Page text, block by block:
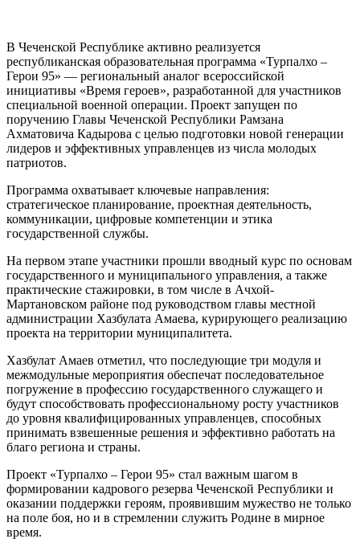
В Чеченской Республике активно реализуется
республиканская образовательная программа «Турпалхо –
Герои 95» — региональный аналог всероссийской
инициативы «Время героев», разработанной для участников
специальной военной операции. Проект запущен по
поручению Главы Чеченской Республики Рамзана
Ахматовича Кадырова с целью подготовки новой генерации
лидеров и эффективных управленцев из числа молодых
патриотов.
Программа охватывает ключевые направления:
стратегическое планирование, проектная деятельность,
коммуникации, цифровые компетенции и этика
государственной службы.
На первом этапе участники прошли вводный курс по основам
государственного и муниципального управления, а также
практические стажировки, в том числе в Ачхой-
Мартановском районе под руководством главы местной
администрации Хазбулата Амаева, курирующего реализацию
проекта на территории муниципалитета.
Хазбулат Амаев отметил, что последующие три модуля и
межмодульные мероприятия обеспечат последовательное
погружение в профессию государственного служащего и
будут способствовать профессиональному росту участников
до уровня квалифицированных управленцев, способных
принимать взвешенные решения и эффективно работать на
благо региона и страны.
Проект «Турпалхо – Герои 95» стал важным шагом в
формировании кадрового резерва Чеченской Республики и
оказании поддержки героям, проявившим мужество не только
на поле боя, но и в стремлении служить Родине в мирное
время.